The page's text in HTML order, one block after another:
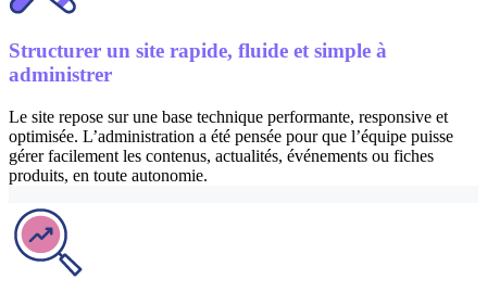
Structurer un site rapide, fluide et simple à
administrer
Le site repose sur une base technique performante, responsive et
optimisée. L’administration a été pensée pour que l’équipe puisse
gérer facilement les contenus, actualités, événements ou fiches
produits, en toute autonomie.